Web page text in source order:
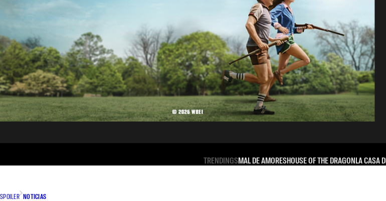
TRENDINGSMAL DE AMORESHOUSE OF THE DRAGONLA CASA
SPOILER NOTICIAS